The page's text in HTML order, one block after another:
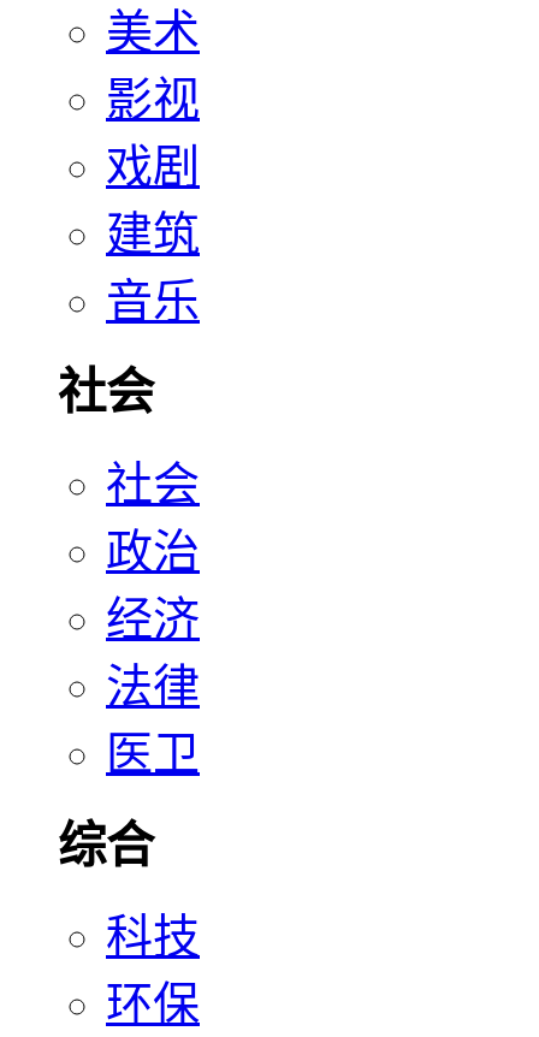
美术
影视
戏剧
建筑
音乐
社会
社会
政治
经济
法律
医卫
综合
科技
环保